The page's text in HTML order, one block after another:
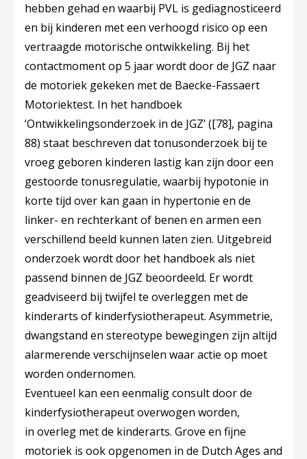
hebben gehad en waarbij PVL is gediagnosticeerd
en bij kinderen met een verhoogd risico op een
vertraagde motorische ontwikkeling. Bij het
contactmoment op 5 jaar wordt door de JGZ naar
de motoriek gekeken met de Baecke-Fassaert
Motoriektest. In het handboek
‘Ontwikkelingsonderzoek in de JGZ’ ([78], pagina
88) staat beschreven dat tonusonderzoek bij te
vroeg geboren kinderen lastig kan zijn door een
gestoorde tonusregulatie, waarbij hypotonie in
korte tijd over kan gaan in hypertonie en de
linker- en rechterkant of benen en armen een
verschillend beeld kunnen laten zien. Uitgebreid
onderzoek wordt door het handboek als niet
passend binnen de JGZ beoordeeld. Er wordt
geadviseerd bij twijfel te overleggen met de
kinderarts of kinderfysiotherapeut. Asymmetrie,
dwangstand en stereotype bewegingen zijn altijd
alarmerende verschijnselen waar actie op moet
worden ondernomen.
Eventueel kan een eenmalig consult door de
kinderfysiotherapeut overwogen worden,
in overleg met de kinderarts. Grove en fijne
motoriek is ook opgenomen in de Dutch Ages and